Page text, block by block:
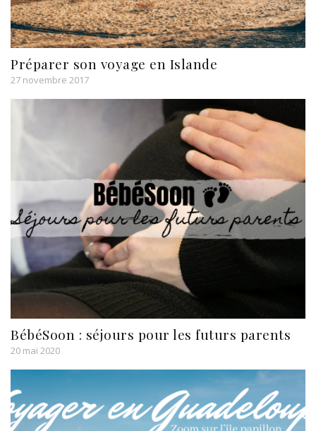
Préparer son voyage en Islande
27 novembre 2017
BébéSoon : séjours pour les futurs parents
20 mai 2020